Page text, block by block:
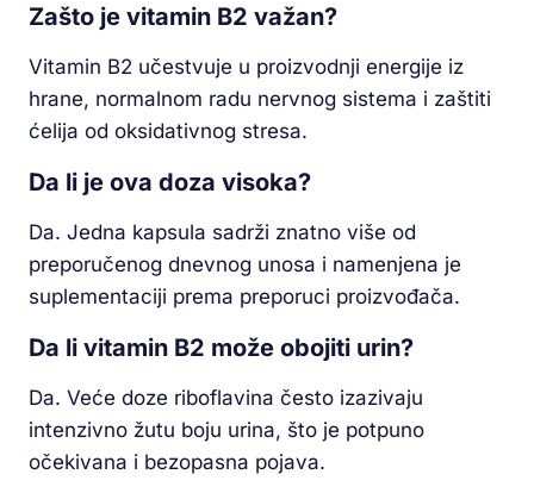
Zašto je vitamin B2 važan?
Vitamin B2 učestvuje u proizvodnji energije iz
hrane, normalnom radu nervnog sistema i zaštiti
ćelija od oksidativnog stresa.
Da li je ova doza visoka?
Da. Jedna kapsula sadrži znatno više od
preporučenog dnevnog unosa i namenjena je
suplementaciji prema preporuci proizvođača.
Da li vitamin B2 može obojiti urin?
Da. Veće doze riboflavina često izazivaju
intenzivno žutu boju urina, što je potpuno
očekivana i bezopasna pojava.